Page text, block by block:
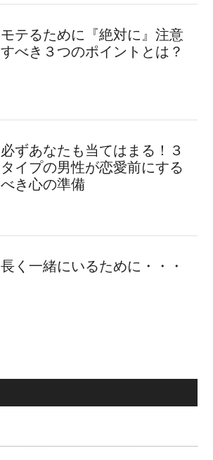
モテるために『絶対に』注意
すべき３つのポイントとは？
必ずあなたも当てはまる！３
タイプの男性が恋愛前にする
べき心の準備
長く一緒にいるために・・・